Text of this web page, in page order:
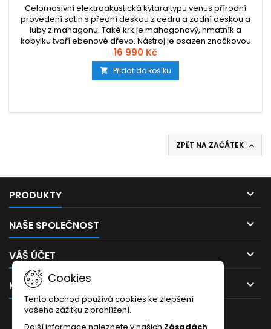
Celomasivní elektroakustická kytara typu venus přírodní
provedení satin s přední deskou z cedru a zadní deskou a
luby z mahagonu. Také krk je mahagonový, hmatník a
kobylku tvoří ebenové dřevo. Nástroj je osazen značkovou
elektronikou Fishman Presys1 s integrovanou ladičkou. Nátroj
je dodáván včetně ochranného obalu.
16 990 Kč
 Přidat do košíku
ZPĚT NA ZAČÁTEK 
PRODUKTY 
NAŠE SPOLEČNOST 
VÁŠ ÚČET 
KONTAKT 
Cookies
Tento obchod používá cookies ke zlepšení
vašeho zážitku z prohlížení.
ODBĚR NOVINEK